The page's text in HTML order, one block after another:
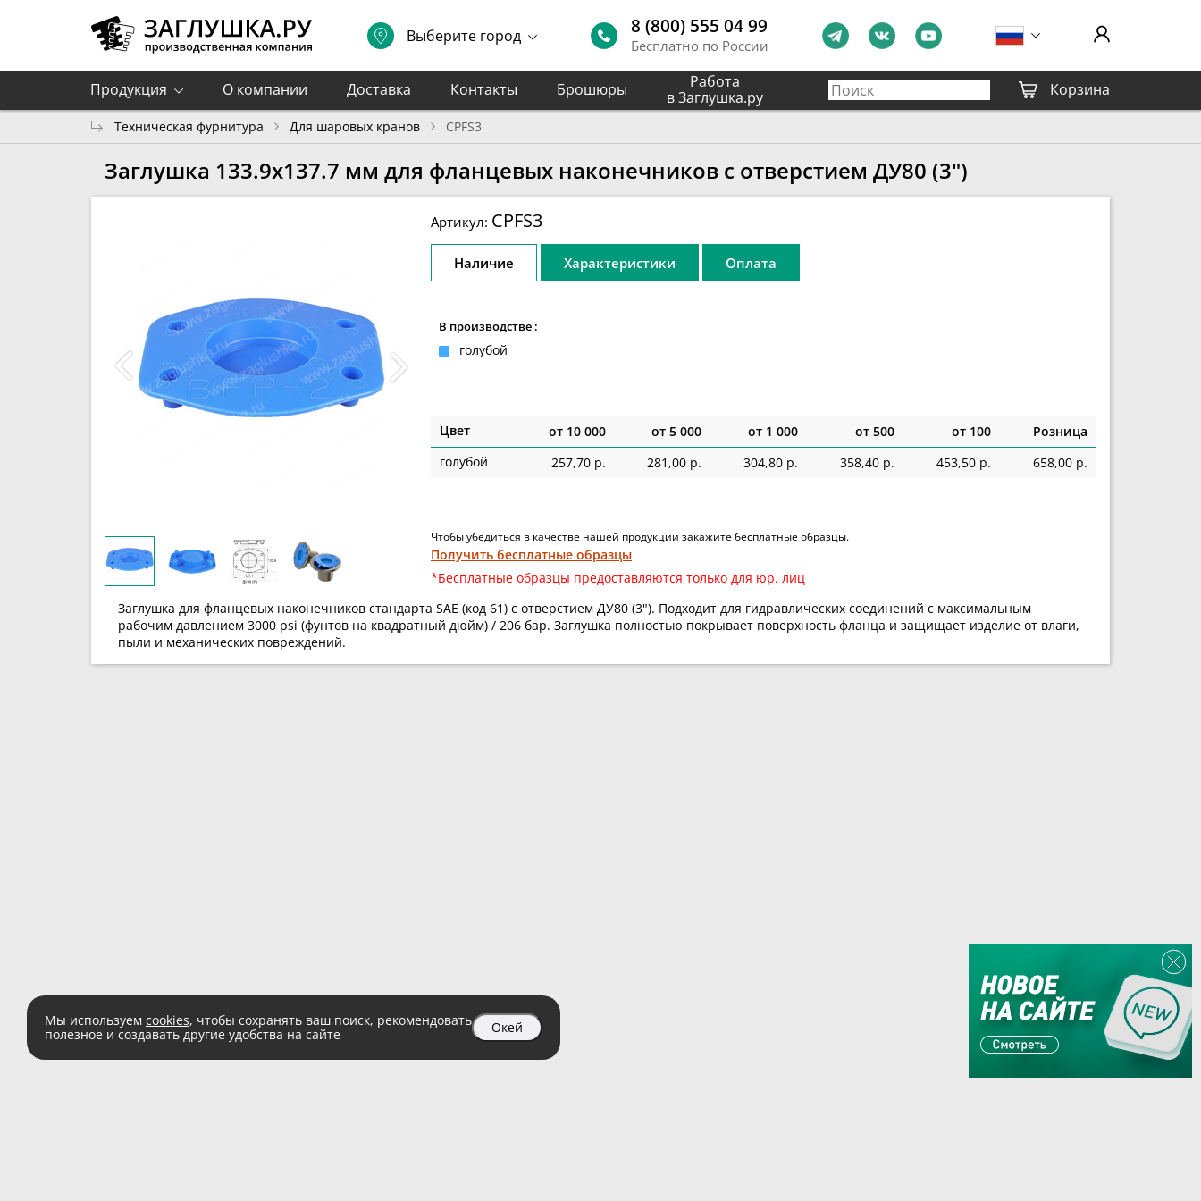
Выберите город 8 (800) 555 04 99
Бесплатно по России
Продукция О компании Доставка Контакты Брошюры
Работа
в Заглушка.ру
Корзина
Техническая фурнитура Для шаровых кранов CPFS3
Заглушка 133.9х137.7 мм для фланцевых наконечников с отверстием ДУ80 (3")
Артикул: CPFS3
Наличие Характеристики Оплата
В производстве :
голубой
Цвет от 10 000 от 5 000 от 1 000 от 500 от 100
Розница
голубой
257,70 р. 281,00 р. 304,80 р. 358,40 р. 453,50 р. 658,00 р.
Чтобы убедиться в качестве нашей продукции закажите бесплатные образцы.
Получить бесплатные образцы
*Бесплатные образцы предоставляются только для юр. лиц
Заглушка для фланцевых наконечников стандарта SAE (код 61) с отверстием ДУ80 (3"). Подходит для гидравлических соединений с максимальным
рабочим давлением 3000 psi (фунтов на квадратный дюйм) / 206 бар. Заглушка полностью покрывает поверхность фланца и защищает изделие от влаги,
пыли и механических повреждений.
Мы используем cookies, чтобы сохранять ваш поиск, рекомендовать
полезное и создавать другие удобства на сайте
Окей